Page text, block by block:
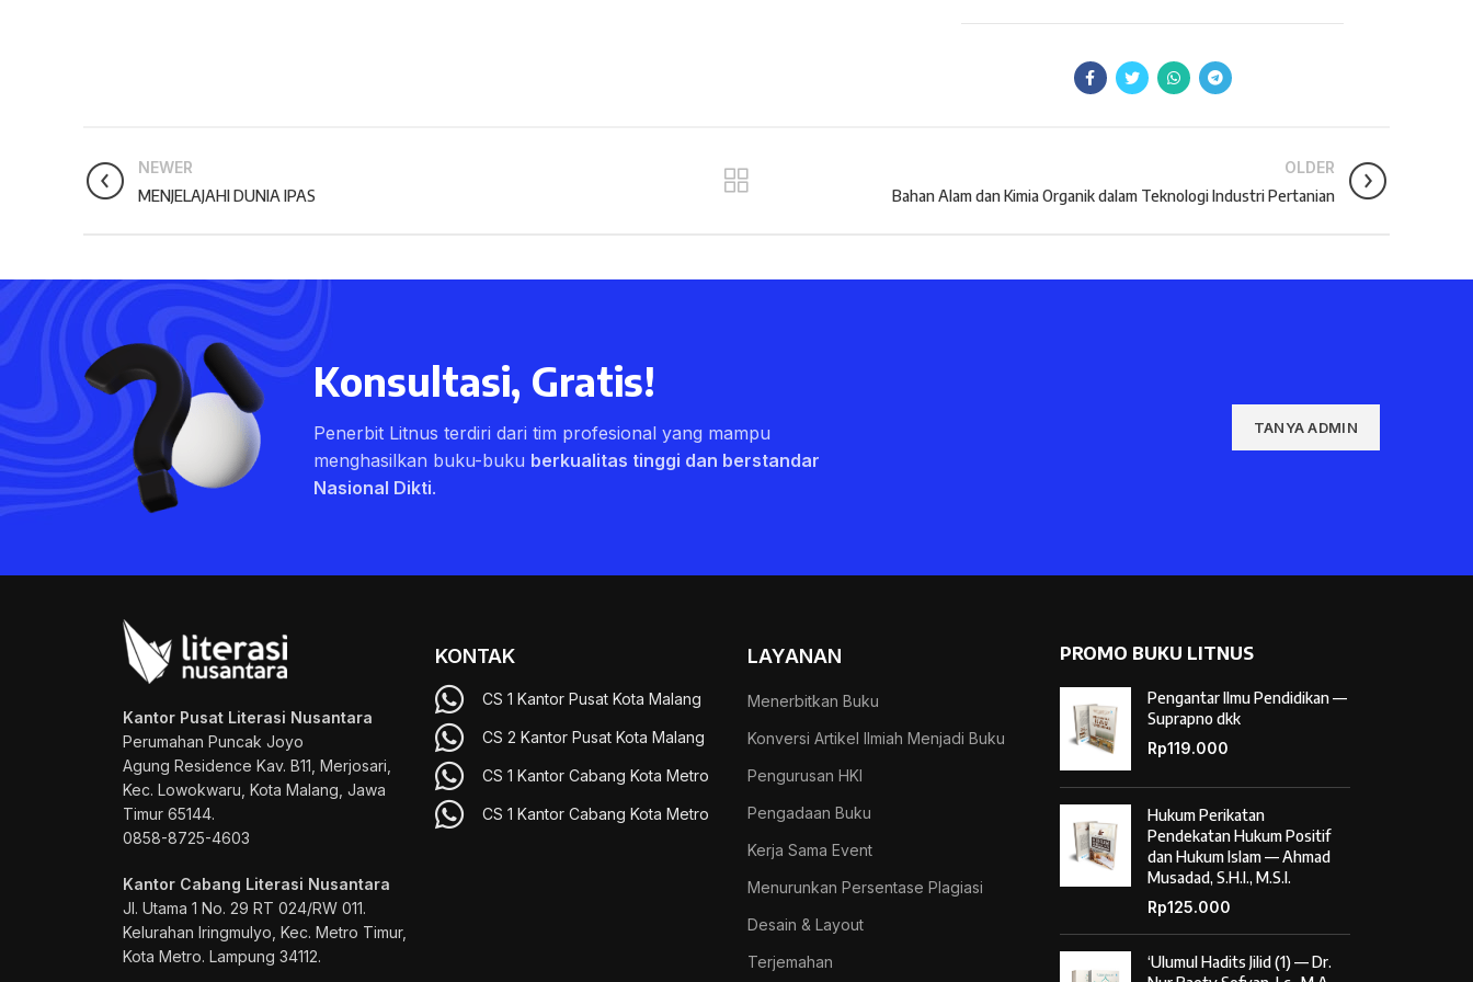
NEWER
MENJELAJAHI DUNIA IPAS
OLDER
Bahan Alam dan Kimia Organik dalam Teknologi Industri Pertanian
Konsultasi, Gratis!
Penerbit Litnus terdiri dari tim profesional yang mampu
menghasilkan buku-buku berkualitas tinggi dan berstandar
Nasional Dikti.
TANYA ADMIN
Kantor Pusat Literasi Nusantara
Perumahan Puncak Joyo
Agung Residence Kav. B11, Merjosari,
Kec. Lowokwaru, Kota Malang, Jawa
Timur 65144.
0858-8725-4603
Kantor Cabang Literasi Nusantara
Jl. Utama 1 No. 29 RT 024/RW 011.
Kelurahan Iringmulyo, Kec. Metro Timur,
Kota Metro. Lampung 34112.
KONTAK
CS 1 Kantor Pusat Kota Malang
CS 2 Kantor Pusat Kota Malang
CS 1 Kantor Cabang Kota Metro
CS 1 Kantor Cabang Kota Metro
LAYANAN
Menerbitkan Buku
Konversi Artikel Ilmiah Menjadi Buku
Pengurusan HKI
Pengadaan Buku
Kerja Sama Event
Menurunkan Persentase Plagiasi
Desain & Layout
Terjemahan
PROMO BUKU LITNUS
Pengantar Ilmu Pendidikan —
Suprapno dkk
Rp119.000
Hukum Perikatan
Pendekatan Hukum Positif
dan Hukum Islam — Ahmad
Musadad, S.H.I., M.S.I.
Rp125.000
‘Ulumul Hadits Jilid (1) — Dr.